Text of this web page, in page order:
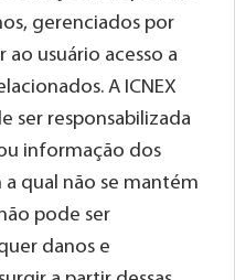
gerenciados por
usuário acesso a
A ICNEX
ser responsabilizada
informação dos
a qual não se mantém
pode ser
danos e